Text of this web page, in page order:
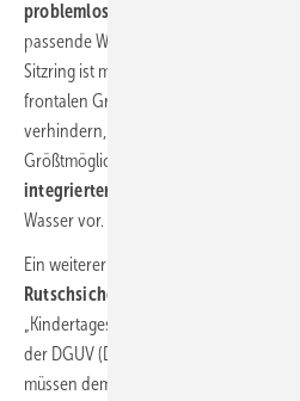
problemlos im Austausch bei
passende WC-Sitz ist in verschiedenen
Sitzring ist mit seitlichen Haltegriffen
frontalen Griff zum einfachen und
verhindern, dass sich der große Sitz
Größtmögliche Sicherheit sollten auch
integrierter Verbrühschutz
Wasser vor.
Ein weiterer Faktor zur
Rutschsicherheit
„Kindertageseinrichtungen“ des
der DGUV (Deutsche Gesetzliche
müssen demzufolge entsprechend der